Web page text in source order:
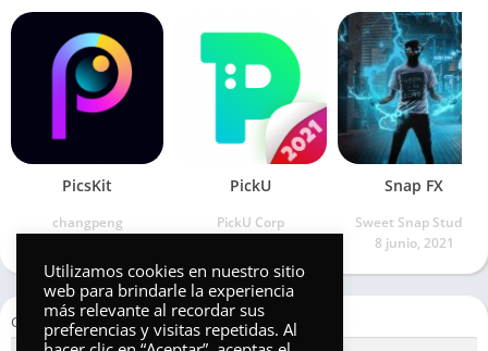
PicsKit
changpeng
PickU
PickU Corp
Snap FX
Sweet Snap Studio
8 junio, 2021
Categorías
Utilizamos cookies en nuestro sitio
web para brindarle la experiencia
más relevante al recordar sus
preferencias y visitas repetidas. Al